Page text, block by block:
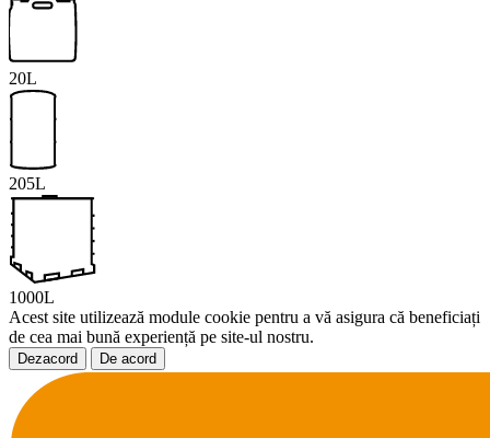
20L
205L
1000L
Acest site utilizează module cookie pentru a vă asigura că beneficiați
de cea mai bună experiență pe site-ul nostru.
Dezacord De acord